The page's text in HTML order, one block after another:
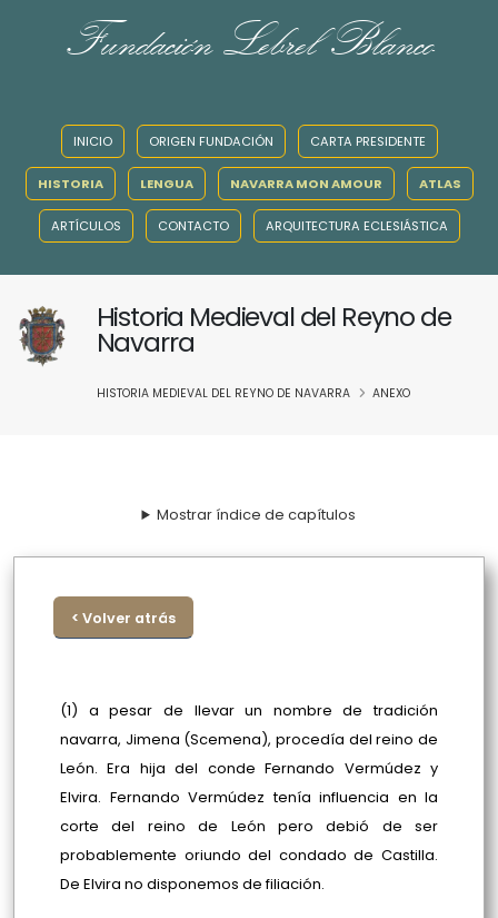
Fundación Lebrel Blanco
INICIO ORIGEN FUNDACIÓN CARTA PRESIDENTE
HISTORIA LENGUA NAVARRA MON AMOUR ATLAS
ARTÍCULOS CONTACTO ARQUITECTURA ECLESIÁSTICA
Historia Medieval del Reyno de
Navarra
HISTORIA MEDIEVAL DEL REYNO DE NAVARRA ANEXO
Mostrar índice de capítulos
< Volver atrás
(1) a pesar de llevar un nombre de tradición
navarra, Jimena (Scemena), procedía del reino de
León. Era hija del conde Fernando Vermúdez y
Elvira. Fernando Vermúdez tenía influencia en la
corte del reino de León pero debió de ser
probablemente oriundo del condado de Castilla.
De Elvira no disponemos de filiación.